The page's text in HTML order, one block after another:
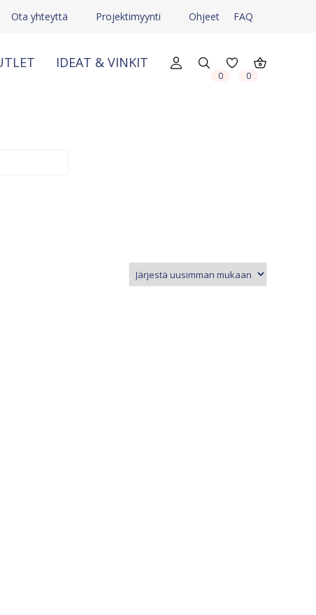
Ota yhteyttä Projektimyynti Ohjeet FAQ
IDEAT & VINKIT
0 0